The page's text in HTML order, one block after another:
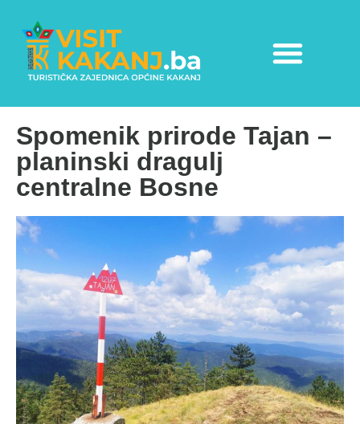
Spomenik prirode Tajan –
planinski dragulj
centralne Bosne